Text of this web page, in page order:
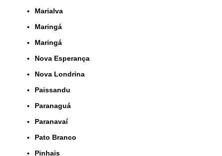
Marialva
Maringá
Maringá
Nova Esperança
Nova Londrina
Paissandu
Paranaguá
Paranavaí
Pato Branco
Pinhais